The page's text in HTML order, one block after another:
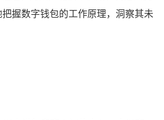
握数字钱包的工作原理，洞察其未